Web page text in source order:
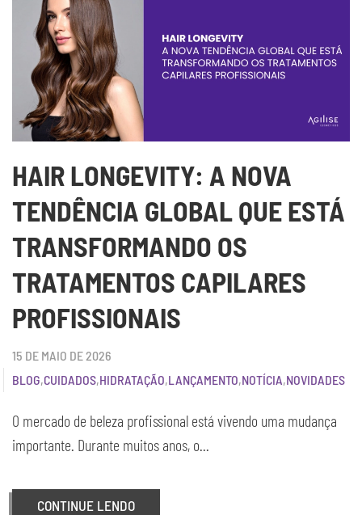
HAIR LONGEVITY: A NOVA
TENDÊNCIA GLOBAL QUE ESTÁ
TRANSFORMANDO OS
TRATAMENTOS CAPILARES
PROFISSIONAIS
15 DE MAIO DE 2026
BLOG,CUIDADOS,HIDRATAÇÃO,LANÇAMENTO,NOTÍCIA,NOVIDADES
O mercado de beleza profissional está vivendo uma mudança
importante. Durante muitos anos, o...
CONTINUE LENDO